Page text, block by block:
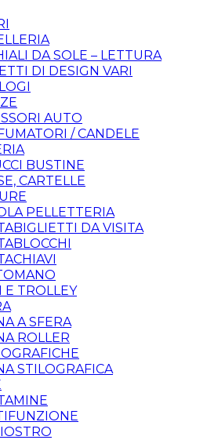
DA SOLE – LETTURA
DI DESIGN VARI
AUTO
/ CANDELE
BUSTINE
CARTELLE
PELLETTERIA
DA VISITA
E TROLLEY
A SFERA
ROLLER
STILOGRAFICA